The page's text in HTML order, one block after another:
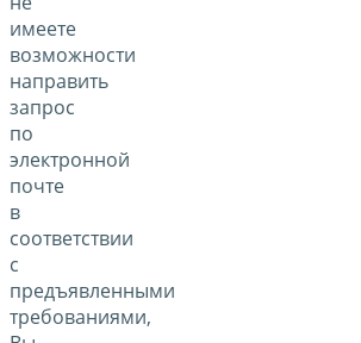
имеете
возможности
направить
запрос
по
электронной
почте
в
соответствии
с
предъявленными
требованиями,